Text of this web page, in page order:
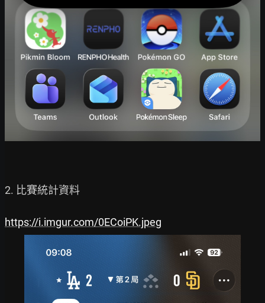
2. 比賽統計資料
https://i.imgur.com/0ECoiPK.jpeg